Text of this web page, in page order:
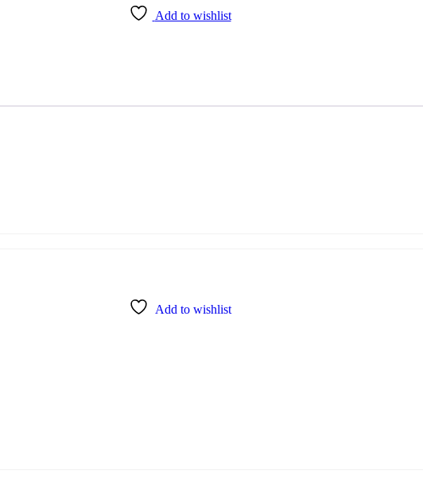
Add to wishlist
Add to wishlist